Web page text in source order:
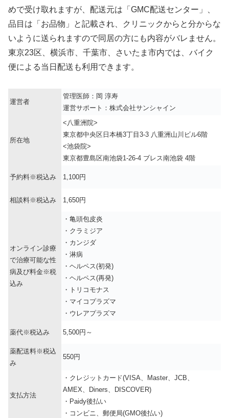
めで受け取れますが、配送元は「GMC配送センター」、
品目は「お品物」と記載され、クリニックからと分からな
いように送られますので同居の方にも内容がバレません。
東京23区、横浜市、千葉市、さいたま市内では、バイク
便による当日配送も利用できます。
運営者
管理医師：岡 淳寿
運営サポート：株式会社サンシャイン
所在地
<八重洲院>
東京都中央区日本橋3丁目3-3 八重洲山川ビル6階
<池袋院>
東京都豊島区南池袋1-26-4 ブレス南池袋 4階
予約料※税込み 1,100円
相談料※税込み 1,650円
オンライン診療
で治療可能な性
病及び料金※税
込み
・亀頭包皮炎
・クラミジア
・カンジダ
・淋病
・ヘルペス(初発)
・ヘルペス(再発)
・トリコモナス
・マイコプラズマ
・ウレアプラズマ
薬代※税込み 5,500円～
薬配送料※税込
み
550円
支払方法
・クレジットカード(VISA、Master、JCB、
AMEX、Diners、DISCOVER)
・Paidy後払い
・コンビニ、郵便局(GMO後払い)